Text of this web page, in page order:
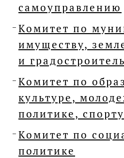
самоуправлению
Комитет по
имуществу,
и
Комитет по
культуре,
политике,
Комитет по
политике